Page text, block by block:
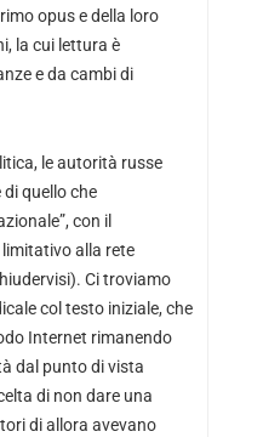
opus e della loro
la cui lettura è
e da cambi di
le autorità russe
quello che
con il
alla rete
Ci troviamo
col testo iniziale, che
Internet rimanendo
dal punto di vista
di non dare una
di allora avevano